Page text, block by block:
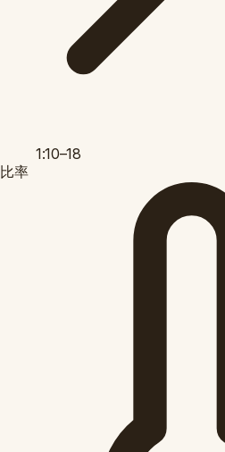
1:10–18
比率